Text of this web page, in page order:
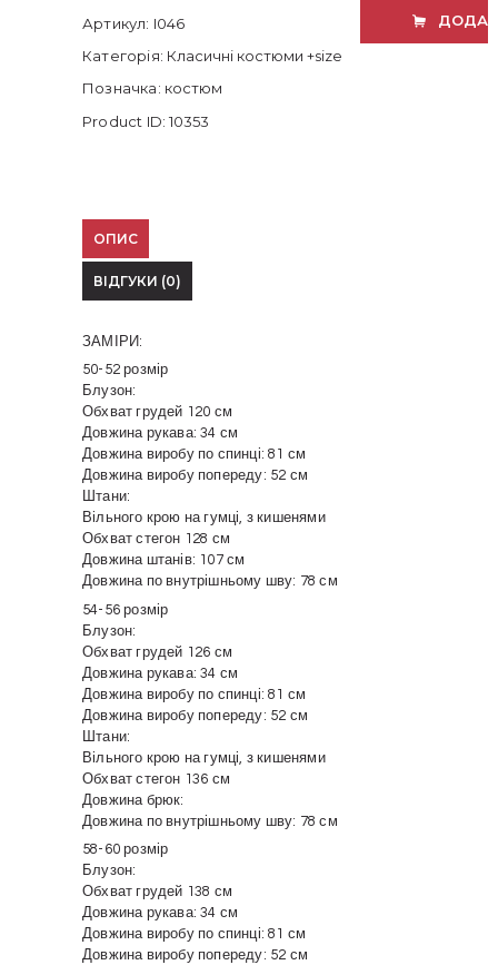
Артикул: I046
Категорія: Класичні костюми +size
Позначка: костюм
Product ID:10353
ОПИС
ВІДГУКИ (0)
ЗАМІРИ:
50-52 розмір
Блузон:
Обхват грудей 120 см
Довжина рукава: 34 см
Довжина виробу по спинці: 81 см
Довжина виробу попереду: 52 см
Штани:
Вільного крою на гумці, з кишенями
Обхват стегон 128 см
Довжина штанів: 107 см
Довжина по внутрішньому шву: 78 см
54-56 розмір
Блузон:
Обхват грудей 126 см
Довжина рукава: 34 см
Довжина виробу по спинці: 81 см
Довжина виробу попереду: 52 см
Штани:
Вільного крою на гумці, з кишенями
Обхват стегон 136 см
Довжина брюк:
Довжина по внутрішньому шву: 78 см
58-60 розмір
Блузон:
Обхват грудей 138 см
Довжина рукава: 34 см
Довжина виробу по спинці: 81 см
Довжина виробу попереду: 52 см